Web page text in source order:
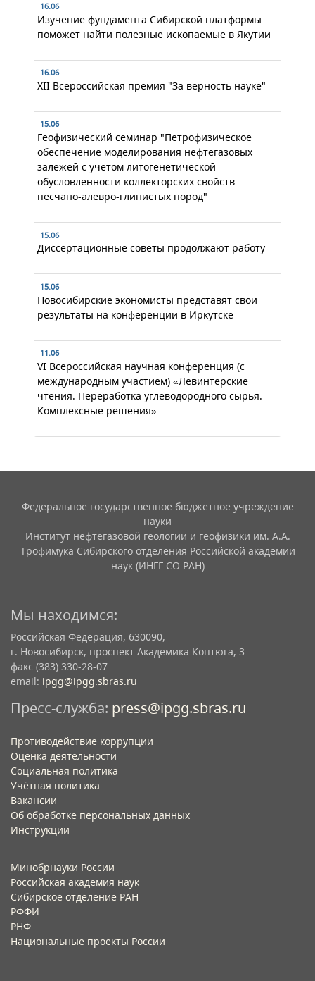
16.06
Изучение фундамента Сибирской платформы
поможет найти полезные ископаемые в Якутии
16.06
XII Всероссийская премия "За верность науке"
15.06
Геофизический семинар "Петрофизическое
обеспечение моделирования нефтегазовых
залежей с учетом литогенетической
обусловленности коллекторских свойств
песчано-алевро-глинистых пород"
15.06
Диссертационные советы продолжают работу
15.06
Новосибирские экономисты представят свои
результаты на конференции в Иркутске
11.06
VI Всероссийская научная конференция (с
международным участием) «Левинтерские
чтения. Переработка углеводородного сырья.
Комплексные решения»
Федеральное государственное бюджетное учреждение
науки
Институт нефтегазовой геологии и геофизики им. А.А.
Трофимука Сибирского отделения Российской академии
наук (ИНГГ СО РАН)
Мы находимся:
Российская Федерация, 630090,
г. Новосибирск, проспект Академика Коптюга, 3
факс (383) 330-28-07
email: ipgg@ipgg.sbras.ru
Пресс-служба: press@ipgg.sbras.ru
Противодействие коррупции
Оценка деятельности
Социальная политика
Учётная политика​
Вакансии​
Об обработке персональных данных​
Инструкции​
Минобрнауки России
Российская академия наук
Сибирское отделение РАН
РФФИ
РНФ
Национальные проекты России